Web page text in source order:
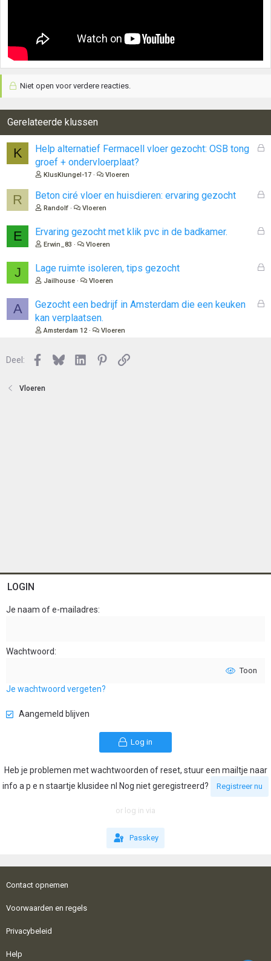
Niet open voor verdere reacties.
Gerelateerde klussen
K
G
o
Help alternatief Fermacell vloer gezocht: OSB tong
groef + ondervloerplaat?
KlusKlungel-17 Vloeren
R
G
l
Beton ciré vloer en huisdieren: ervaring gezocht
Randolf Vloeren
E
G
l
Ervaring gezocht met klik pvc in de badkamer.
Erwin_83 Vloeren
J
G
l
Lage ruimte isoleren, tips gezocht
Jailhouse Vloeren
A
G
Gezocht een bedrijf in Amsterdam die een keuken
kan verplaatsen.
Amsterdam 12 Vloeren
Deel: Facebook
BlueskyLinkedInPinterest
Link
Vloeren
LOGIN
Je naam of e-mailadres
Wachtwoord
Toon
Je wachtwoord vergeten?
Aangemeld blijven
Log in
Heb je problemen met wachtwoorden of reset, stuur een mailtje naar
info a p e n staartje klusidee nl Nog niet geregistreerd?
Registreer nu
or log in via
Passkey
Contact opnemen
Voorwaarden en regels
Privacybeleid
Help